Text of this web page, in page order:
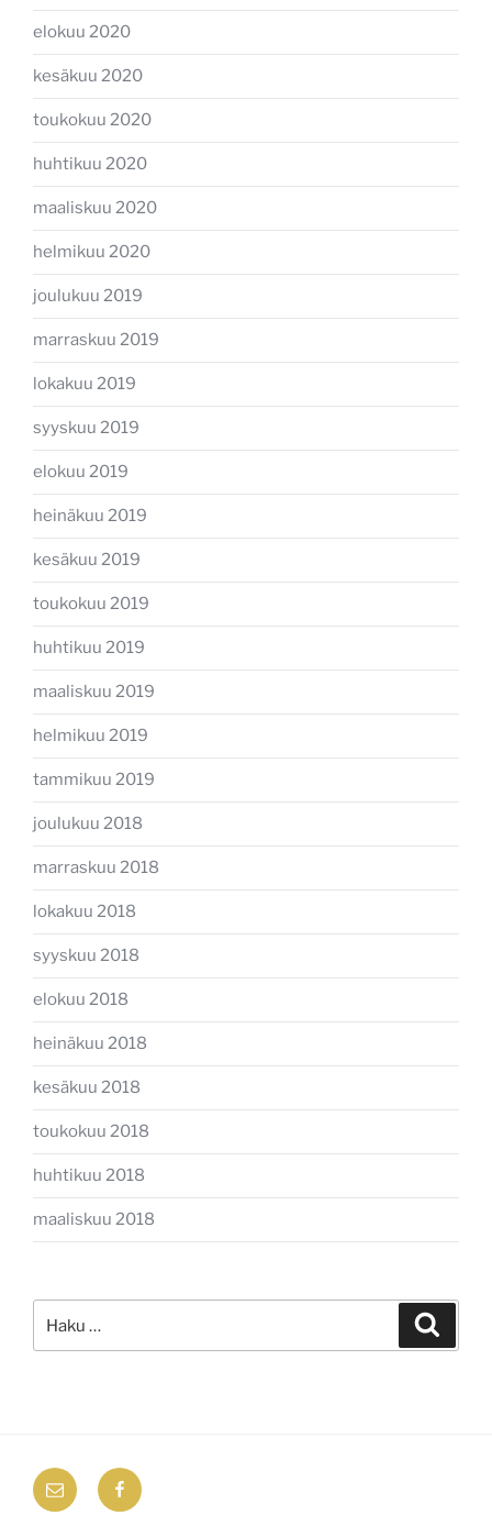
elokuu 2020
kesäkuu 2020
toukokuu 2020
huhtikuu 2020
maaliskuu 2020
helmikuu 2020
joulukuu 2019
marraskuu 2019
lokakuu 2019
syyskuu 2019
elokuu 2019
heinäkuu 2019
kesäkuu 2019
toukokuu 2019
huhtikuu 2019
maaliskuu 2019
helmikuu 2019
tammikuu 2019
joulukuu 2018
marraskuu 2018
lokakuu 2018
syyskuu 2018
elokuu 2018
heinäkuu 2018
kesäkuu 2018
toukokuu 2018
huhtikuu 2018
maaliskuu 2018
email Facebook